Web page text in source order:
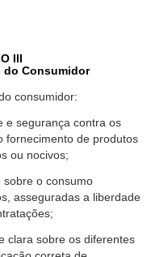
III
do Consumidor
consumidor:
e segurança contra os
fornecimento de produtos
ou nocivos;
sobre o consumo
asseguradas a liberdade
clara sobre os diferentes